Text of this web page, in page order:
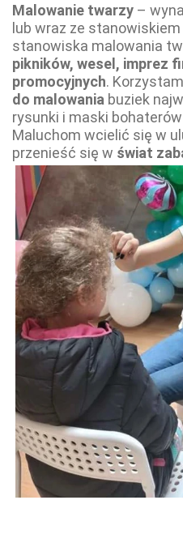
Malowanie twarzy –
lub wraz ze
stanowiska malowania
pikników, wesel, imprez
promocyjnych.
do malowania buziek
rysunki i maski
Maluchom wcielić się w
przenieść się w świat